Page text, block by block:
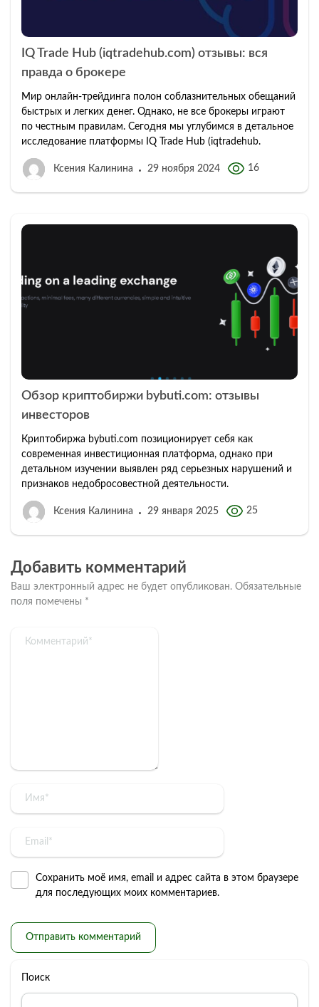
IQ Trade Hub (iqtradehub.com) отзывы: вся
правда о брокере
Мир онлайн-трейдинга полон соблазнительных обещаний
быстрых и легких денег. Однако, не все брокеры играют
по честным правилам. Сегодня мы углубимся в детальное
исследование платформы IQ Trade Hub (iqtradehub.
Ксения Калинина 29 ноября 2024 16
Обзор криптобиржи bybuti.com: отзывы
инвесторов
Криптобиржа bybuti.com позиционирует себя как
современная инвестиционная платформа, однако при
детальном изучении выявлен ряд серьезных нарушений и
признаков недобросовестной деятельности.
Ксения Калинина 29 января 2025 25
Добавить комментарий
Ваш электронный адрес не будет опубликован. Обязательные
поля помечены *
Сохранить моё имя, email и адрес сайта в этом браузере
для последующих моих комментариев.
Поиск